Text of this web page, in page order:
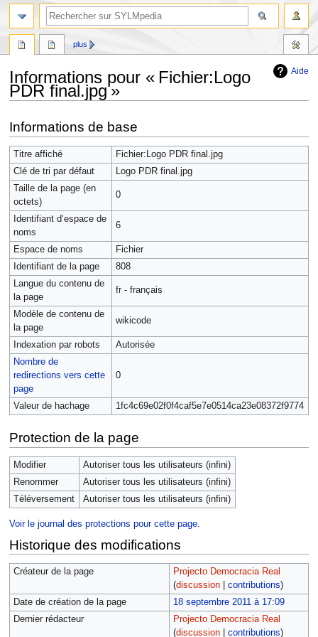
Aide
Informations pour « Fichier:Logo
PDR final.jpg »
à
la
navigation
à
la
recherche
Informations de base
Titre affiché
Fichier:Logo PDR final.jpg
Clé de tri par défaut
Logo PDR final.jpg
Taille de la page (en
octets)
0
Identifiant dʼespace de
noms
6
Espace de noms
Fichier
Identifiant de la page
808
Langue du contenu de
la page
fr - français
Modèle de contenu de
la page
wikicode
Indexation par robots
Autorisée
Nombre de
redirections vers cette
page
0
Valeur de hachage 1fc4c69e02f0f4caf5e7e0514ca23e08372f9774
Protection de la page
Modifier
Autoriser tous les utilisateurs (infini)
Renommer
Autoriser tous les utilisateurs (infini)
Téléversement
Autoriser tous les utilisateurs (infini)
Voir le journal des protections pour cette page.
Historique des modifications
Créateur de la page
Projecto Democracia Real
(discussion| contributions)
Date de création de la page
18 septembre 2011 à 17:09
Dernier rédacteur
Projecto Democracia Real
(discussion| contributions)
plus